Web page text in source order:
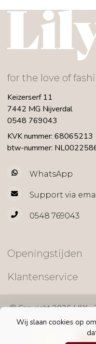
Wij slaan cookies op
for the love of
Keizerserf 11
7442 MG Nijverdal
0548 769043
KVK nummer: 68065213
btw-nummer:
WhatsApp
Support via
0548 769043
Openingstijden
Klantenservice
© Copyright 2026 LILY -
by